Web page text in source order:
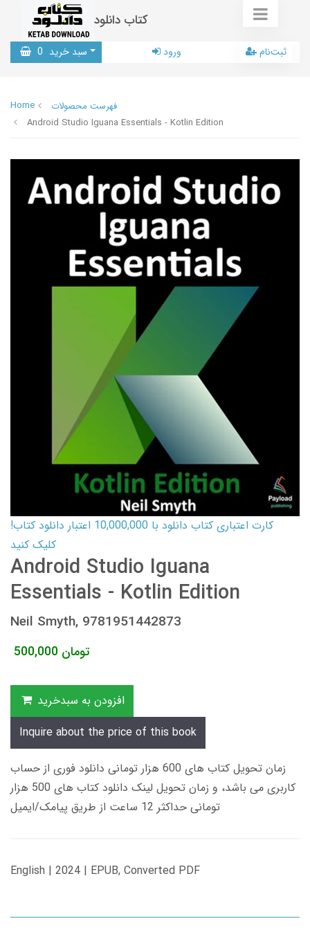
کتاب دانلود
سبد خرید 0 ورود ثبت‌نام
Home
فهرست محصولات
Android Studio Iguana Essentials - Kotlin Edition
کارت اعتباری کتاب دانلود با 10,000,000 اعتبار دانلود کتاب!
کلیک کنید
Android Studio Iguana
Essentials - Kotlin Edition
Neil Smyth, 9781951442873
500,000 تومان
افزودن به سبدخرید
Inquire about the price of this book
زمان تحویل کتاب های 600 هزار تومانی دانلود فوری از حساب
کاربری می باشد، و زمان تحویل لینک دانلود کتاب های 500 هزار
تومانی حداکثر 12 ساعت از طریق پیامک/ایمیل
English | 2024 | EPUB, Converted PDF